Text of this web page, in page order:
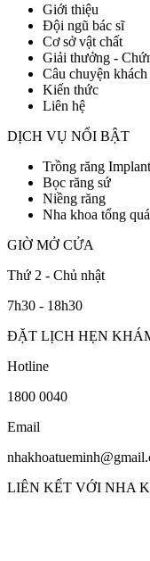
Giới thiệu
Đội ngũ bác sĩ
Cơ sở vật chất
Giải thưởng -
Câu chuyện khách
Kiến thức
Liên hệ
DỊCH VỤ NỔI BẬT
Trồng răng Implant
Bọc răng sứ
Niềng răng
Nha khoa tổng
GIỜ MỞ CỬA
Thứ 2 - Chủ nhật
7h30 - 18h30
ĐẶT LỊCH HẸN
Hotline
1800 0040
Email
LIÊN KẾT VỚI NHA